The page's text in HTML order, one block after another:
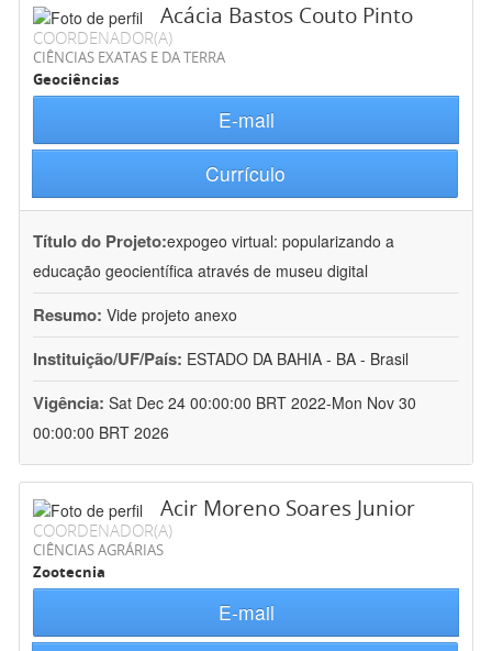
Acácia Bastos Couto Pinto
COORDENADOR(A)
CIÊNCIAS EXATAS E DA TERRA
Geociências
E-mail
Currículo
Título do Projeto:expogeo virtual: popularizando a
educação geocientífica através de museu digital
Resumo: Vide projeto anexo
Instituição/UF/País: ESTADO DA BAHIA - BA - Brasil
Vigência: Sat Dec 24 00:00:00 BRT 2022-Mon Nov 30
00:00:00 BRT 2026
Acir Moreno Soares Junior
COORDENADOR(A)
CIÊNCIAS AGRÁRIAS
Zootecnia
E-mail